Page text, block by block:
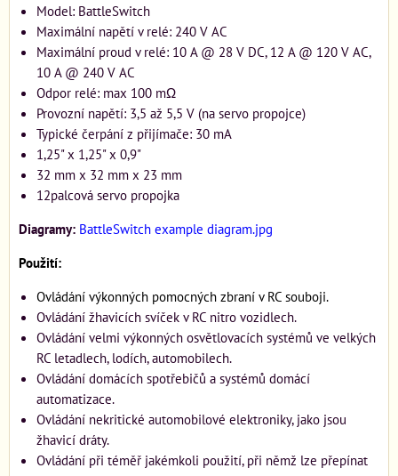
Model: BattleSwitch
Maximální napětí v relé: 240 V AC
Maximální proud v relé: 10 A @ 28 V DC, 12 A @ 120 V AC,
10 A @ 240 V AC
Odpor relé: max 100 mΩ
Provozní napětí: 3,5 až 5,5 V (na servo propojce)
Typické čerpání z přijímače: 30 mA
1,25" x 1,25" x 0,9"
32 mm x 32 mm x 23 mm
12palcová servo propojka
Diagramy: BattleSwitch example diagram.jpg
Použití:
Ovládání výkonných pomocných zbraní v RC souboji.
Ovládání žhavicích svíček v RC nitro vozidlech.
Ovládání velmi výkonných osvětlovacích systémů ve velkých
RC letadlech, lodích, automobilech.
Ovládání domácích spotřebičů a systémů domácí
automatizace.
Ovládání nekritické automobilové elektroniky, jako jsou
žhavicí dráty.
Ovládání při téměř jakémkoli použití, při němž lze přepínat